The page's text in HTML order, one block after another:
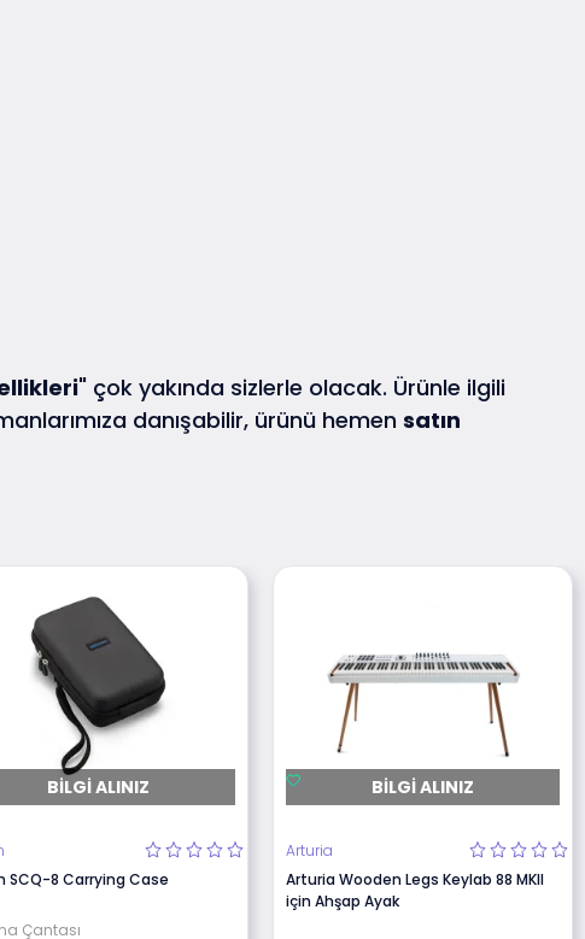
" çok yakında sizlerle olacak. Ürünle ilgili
danışabilir, ürünü hemen satın
BILGI ALINIZ
SCQ-8 Carrying Case
Çantası
BILGI ALINIZ
Arturia
Arturia Wooden Legs Keylab 88 MKII
için Ahşap Ayak